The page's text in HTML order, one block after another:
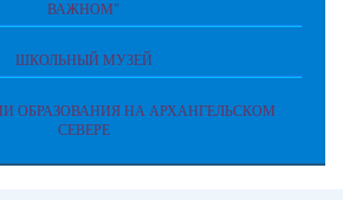
ВАЖНОМ"
ШКОЛЬНЫЙ МУЗЕЙ
ОБРАЗОВАНИЯ НА АРХАНГЕЛЬСКОМ
СЕВЕРЕ